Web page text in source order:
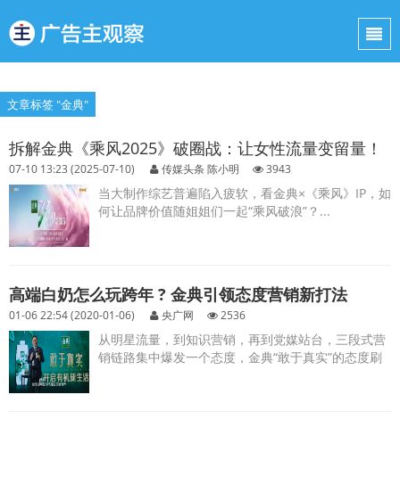
文章标签 "金典"
拆解金典《乘风2025》破圈战：让女性流量变留量！
07-10 13:23 (2025-07-10) 传媒头条 陈小明 3943
当大制作综艺普遍陷入疲软，看金典×《乘风》IP，如
何让品牌价值随姐姐们一起“乘风破浪”？...
高端白奶怎么玩跨年 ? 金典引领态度营销新打法
01-06 22:54 (2020-01-06) 央广网 2536
从明星流量，到知识营销，再到党媒站台，三段式营
销链路集中爆发一个态度，金典“敢于真实”的态度刷